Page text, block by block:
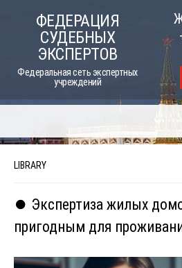
ФЕДЕРАЦИЯ
СУДЕБНЫХ
ЭКСПЕРТОВ
Федеральная сеть экспертных
учреждений
LIBRARY
⏺️ Экспертиза жилых
пригодным для